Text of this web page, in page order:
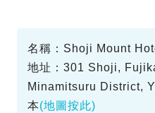
名稱：Shoji Mount
地址：301 Shoji,
Minamitsuru District,
本(地圖按此)